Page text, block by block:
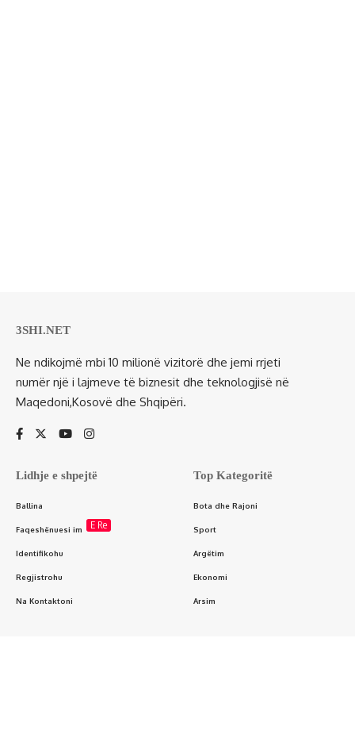
3SHI.NET
Ne ndikojmë mbi 10 milionë vizitorë dhe jemi rrjeti
numër një i lajmeve të biznesit dhe teknologjisë në
Maqedoni,Kosovë dhe Shqipëri.
Lidhje e shpejtë
Ballina
Faqeshënuesi im E Re
Identifikohu
Regjistrohu
Na Kontaktoni
Top Kategoritë
Bota dhe Rajoni
Sport
Argëtim
Ekonomi
Arsim